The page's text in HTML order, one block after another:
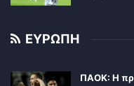
ΕΥΡΩΠΗ
ΠΑΟΚ: Η